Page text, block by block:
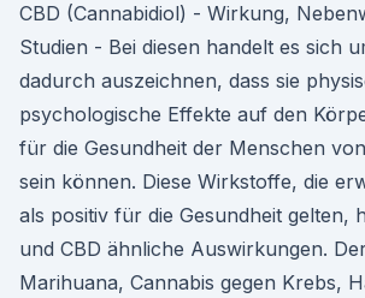
CBD (Cannabidiol) - Wirkung,
Studien - Bei diesen handelt es sich
dadurch auszeichnen, dass sie
psychologische Effekte auf den
für die Gesundheit der Menschen
sein können. Diese Wirkstoffe, die
als positiv für die Gesundheit gelten,
und CBD ähnliche Auswirkungen.
Marihuana, Cannabis gegen Krebs,